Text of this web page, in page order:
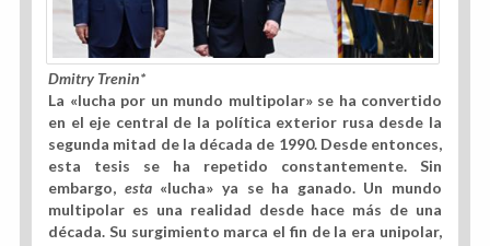
Dmitry Trenin*
La «lucha por un mundo multipolar» se ha convertido
en el eje central de la política exterior rusa desde la
segunda mitad de la década de 1990. Desde entonces,
esta tesis se ha repetido constantemente. Sin
embargo, esta«lucha» ya se ha ganado. Un mundo
multipolar es una realidad desde hace más de una
década. Su surgimiento marca el fin de la era unipolar,